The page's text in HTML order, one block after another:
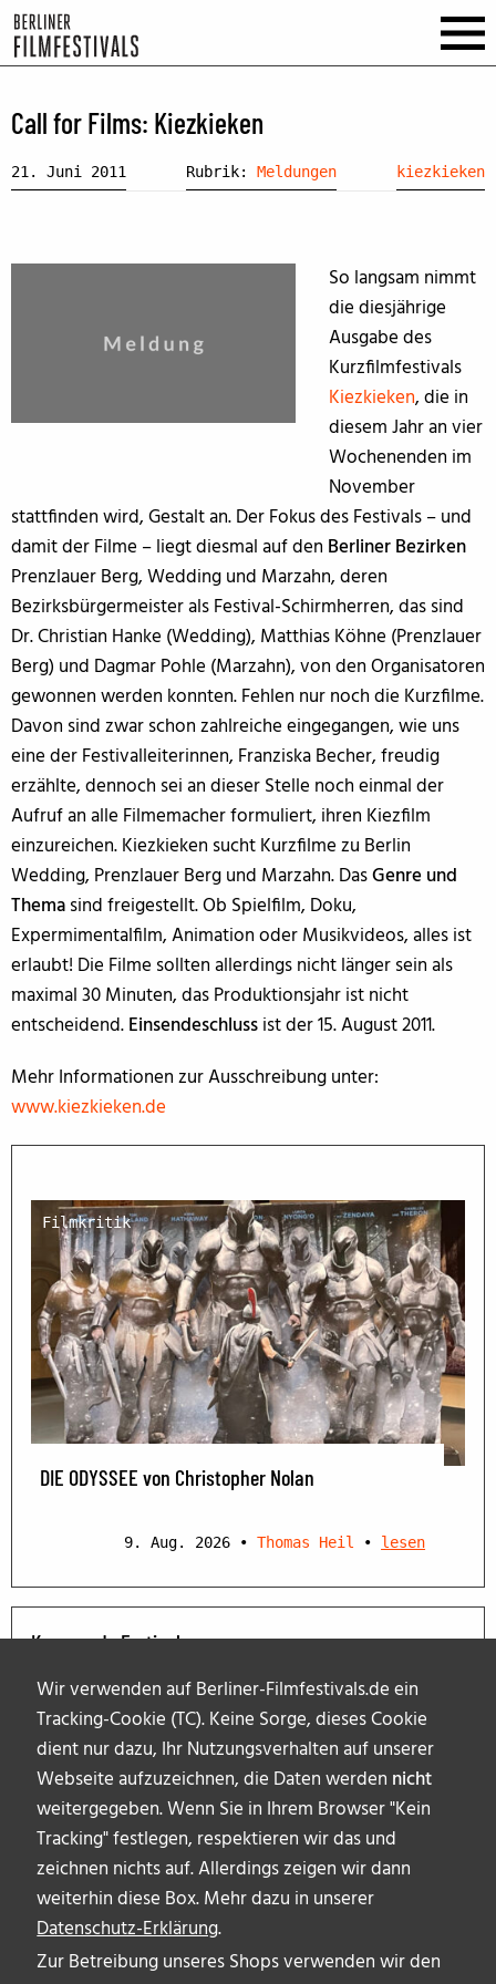
Wir verwenden auf Berliner-Filmfestivals.de ein
Tracking-Cookie (TC). Keine Sorge, dieses Cookie
dient nur dazu, Ihr Nutzungsverhalten auf unserer
Webseite aufzuzeichnen, die Daten werden nicht
weitergegeben. Wenn Sie in Ihrem Browser "Kein
Tracking" festlegen, respektieren wir das und
zeichnen nichts auf. Allerdings zeigen wir dann
weiterhin diese Box. Mehr dazu in unserer
Datenschutz-Erklärung.
Zur Betreibung unseres Shops verwenden wir den
Call for Films: Kiezkieken
21. Juni 2011 Rubrik: Meldungen kiezkieken
So langsam nimmt
die diesjährige
Ausgabe des
Kurzfilmfestivals
Kiezkieken, die in
diesem Jahr an vier
Wochenenden im
November
stattfinden wird, Gestalt an. Der Fokus des Festivals – und
damit der Filme – liegt diesmal auf den Berliner Bezirken
Prenzlauer Berg, Wedding und Marzahn, deren
Bezirksbürgermeister als Festival-Schirmherren, das sind
Dr. Christian Hanke (Wedding), Matthias Köhne (Prenzlauer
Berg) und Dagmar Pohle (Marzahn), von den Organisatoren
gewonnen werden konnten. Fehlen nur noch die Kurzfilme.
Davon sind zwar schon zahlreiche eingegangen, wie uns
eine der Festivalleiterinnen, Franziska Becher, freudig
erzählte, dennoch sei an dieser Stelle noch einmal der
Aufruf an alle Filmemacher formuliert, ihren Kiezfilm
einzureichen. Kiezkieken sucht Kurzfilme zu Berlin
Wedding, Prenzlauer Berg und Marzahn. DasGenre und
Themasind freigestellt. Ob Spielfilm, Doku,
Expermimentalfilm, Animation oder Musikvideos, alles ist
erlaubt! Die Filme sollten allerdings nicht länger sein als
maximal 30 Minuten, das Produktionsjahr ist nicht
entscheidend.Einsendeschlussist der 15. August 2011.
Mehr Informationen zur Ausschreibung unter:
www.kiezkieken.de
Filmkritik
DIE ODYSSEE von Christopher Nolan
9. Aug. 2026 • Thomas Heil • lesen
Kommende Festivals